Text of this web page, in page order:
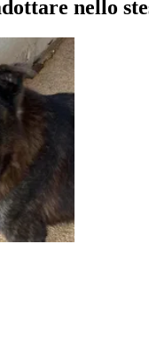
nello